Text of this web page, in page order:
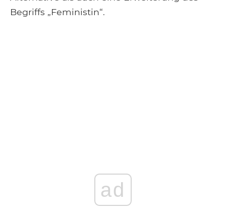
Begriffs „Feministin“.
ad